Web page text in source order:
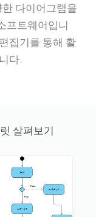
다이어그램을
프트웨어입니
집기를 통해 활
다.
살펴보기